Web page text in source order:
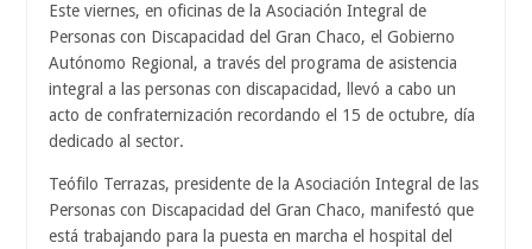
Este viernes, en oficinas de la Asociación Integral de
Personas con Discapacidad del Gran Chaco, el Gobierno
Autónomo Regional, a través del programa de asistencia
integral a las personas con discapacidad, llevó a cabo un
acto de confraternización recordando el 15 de octubre, día
dedicado al sector.
Teófilo Terrazas, presidente de la Asociación Integral de las
Personas con Discapacidad del Gran Chaco, manifestó que
está trabajando para la puesta en marcha el hospital del